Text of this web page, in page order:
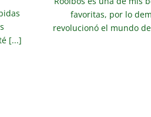
[...]
favoritas, por lo
revolucionó el mundo